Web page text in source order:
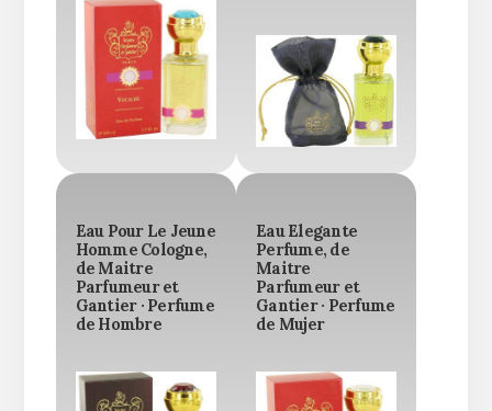
Eau Pour Le Jeune
Homme Cologne,
de Maitre
Parfumeur et
Gantier · Perfume
de Hombre
Eau Elegante
Perfume, de
Maitre
Parfumeur et
Gantier · Perfume
de Mujer